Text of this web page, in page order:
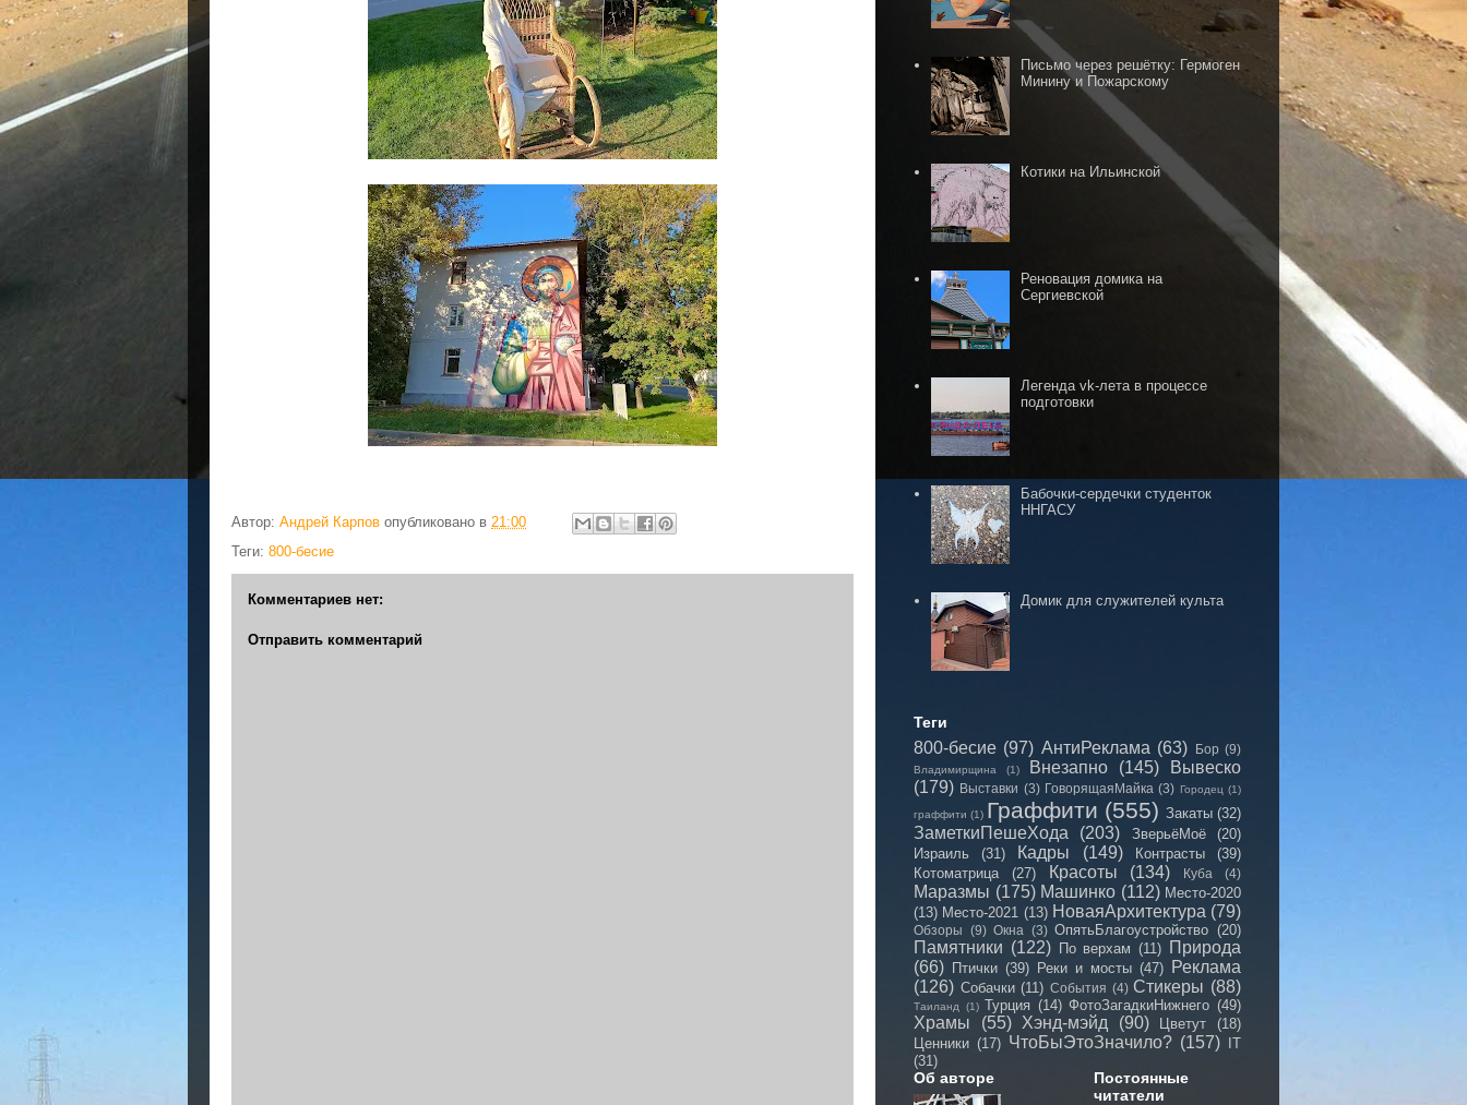
Автор: Андрей Карпов опубликовано в 21:00
Теги: 800-бесие
Комментариев нет:
Отправить комментарий
Письмо через решётку: Гермоген
Минину и Пожарскому
Котики на Ильинской
Реновация домика на
Сергиевской
Легенда vk-лета в процессе
подготовки
Бабочки-сердечки студенток
ННГАСУ
Домик для служителей культа
Теги
800-бесие (97) АнтиРеклама (63) Бор (9)
Владимирщина (1) Внезапно (145)
Вывеско
(179) Выставки (3) ГоворящаяМайка (3) Городец (1)
граффити (1) Граффити (555) Закаты (32)
ЗаметкиПешеХода (203) ЗверьёМоё
(20)
Израиль
(31) Кадры (149) Контрасты
(39)
Котоматрица
(27) Красоты (134) Куба (4)
Маразмы (175) Машинко (112) Место-2020
(13) Место-2021 (13) НоваяАрхитектура (79)
Обзоры (9) Окна (3) ОпятьБлагоустройство (20)
Памятники (122) По верхам (11) Природа
(66) Птички (39) Реки и мосты (47) Реклама
(126) Собачки (11) События (4) Стикеры (88)
Таиланд (1) Турция (14) ФотоЗагадкиНижнего (49)
Храмы (55) Хэнд-мэйд (90) Цветут
(18)
Ценники (17) ЧтоБыЭтоЗначило? (157)
IT
(31)
Об авторе
Постоянные
читатели